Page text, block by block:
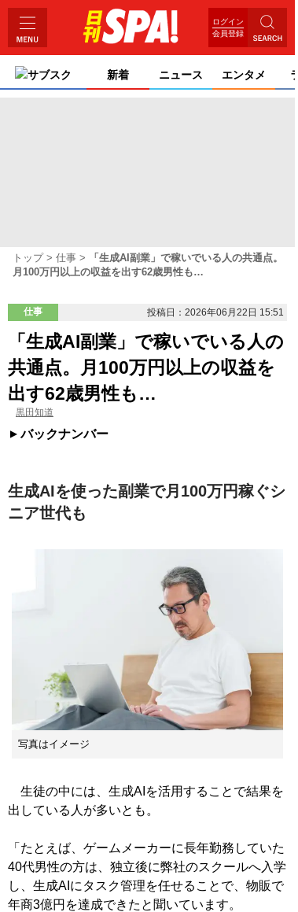
ログイン
会員登録
サブスク 新着 ニュース エンタメ
トップ 仕事
「生成AI副業」で稼いでいる人の共通点。
月100万円以上の収益を出す62歳男性も…
仕事 投稿日：2026年06月22日 15:51
「生成AI副業」で稼いでいる人の
共通点。月100万円以上の収益を
出す62歳男性も…
黒田知道
バックナンバー
生成AIを使った副業で月100万円稼ぐシ
ニア世代も
写真はイメージ
生徒の中には、生成AIを活用することで結果を
出している人が多いとも。
「たとえば、ゲームメーカーに長年勤務していた
40代男性の方は、独立後に弊社のスクールへ入学
し、生成AIにタスク管理を任せることで、物販で
年商3億円を達成できたと聞いています。